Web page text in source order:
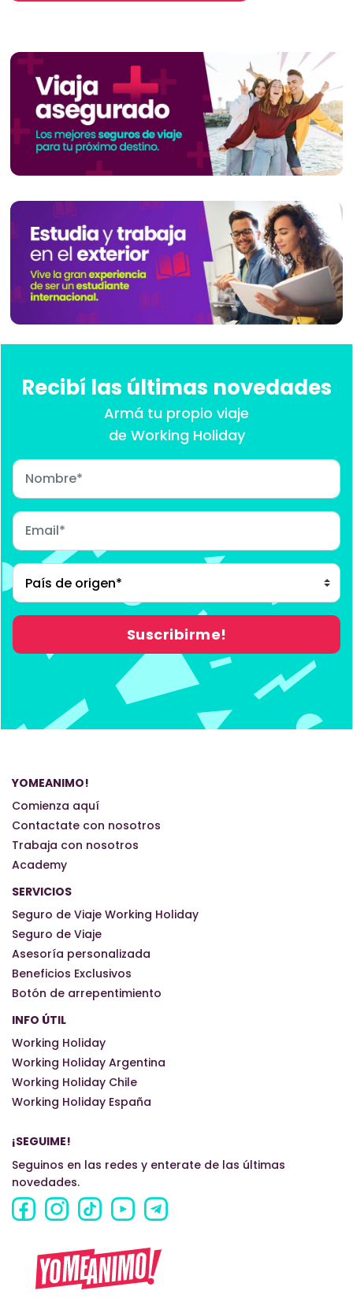
Recibí las últimas novedades
Armá tu propio viaje
de Working Holiday
YOMEANIMO!
Comienza aquí
Contactate con nosotros
Trabaja con nosotros
Academy
SERVICIOS
Seguro de Viaje Working Holiday
Seguro de Viaje
Asesoría personalizada
Beneficios Exclusivos
Botón de arrepentimiento
INFO ÚTIL
Working Holiday
Working Holiday Argentina
Working Holiday Chile
Working Holiday España
¡SEGUIME!
Seguinos en las redes y enterate de las últimas
novedades.